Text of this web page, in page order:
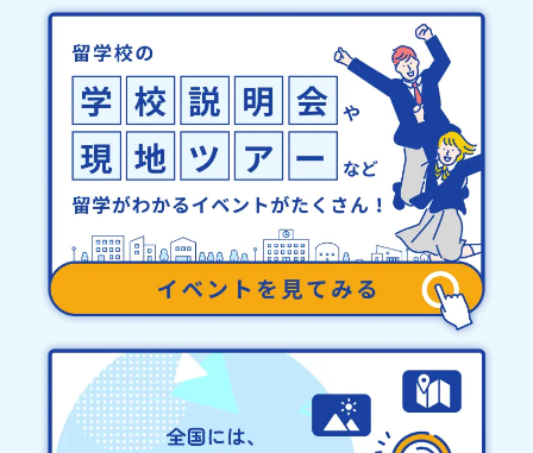
連絡無しでの不参加またはプログラム開始後の解除：100％・催行中
止について天候などの状況等によって開催を見合わせる可能性があ
ります。その場合は原則、開催日1週間前までにご連絡いたします。
又、最少催行人数に達しなかった場合は、開催日3週間前までに催行
中止の旨をメールにてご連絡いたします。・よくあるご質問その
他、よくあるご質問についてはこちらをご確認ください。運営団体
について＜プログラム主催：一般財団法人地域・教育魅力化プラッ
トフォーム＞「意志ある若者にあふれる持続可能な地域・社会をつ
くる」というビジョンを掲げ、2017年3月に島根県に設立した教育
事業団体です。日本全国約200の高校と連携しながら、中学卒業後に
地域の枠を越えて生徒一人ひとりの夢や価値観に合った地域・学校
で1〜3年間過ごすことができるシステム「地域みらい留学」をはじ
めとした、教育事業や地域活性モデルをつくり続けています。名
称：一般財団法人地域・教育魅力化プラットフォーム設 立：2017
年3月代表者：岩本 悠所在地：〒690-0842 島根県松江市東本町二
丁目25-6 みらいBASE2階 その他所在地公式HP：http://c-
platform.or.jp/お問い合わせ先担当：小川・小原E-mail：
info@miratabi.jp「おためし地域留学体験」のプログラム開催情報
を公式LINEにて配信中！ぜひご登録ください♪地域みらい留学公式
LINE